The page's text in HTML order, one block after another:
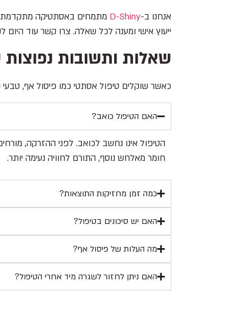
אנחנו ב-D-Shiny מתמחים באסתטיקה מתקדמת
ייעוץ אישי ומענה לכל שאלה. צרו קשר עוד
שאלות ותשובות
כאשר שוקלים טיפול אסתטי כמו פיסול אף,
האם הטיפול כואב?
הטיפול אינו נחשב לכואב. לפני ההזרקה,
חומר מאלחש נוסף, התורם לחוויה נעימה יותר.
כמה זמן מחזיקות התוצאות?
האם יש סיכונים בטיפול?
מה העלות של פיסול אף?
האם ניתן לחזור לשגרה מיד אחרי הטיפול?